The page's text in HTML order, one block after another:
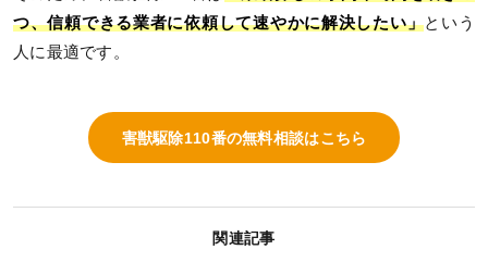
つ、信頼できる業者に依頼して速やかに解決したい」という
人に最適です。
害獣駆除110番の無料相談はこちら
関連記事